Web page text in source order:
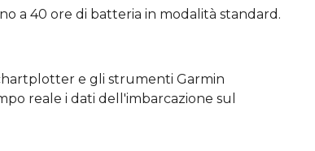
a 40 ore di batteria in modalità standard.
e gli strumenti Garmin
reale i dati dell'imbarcazione sul